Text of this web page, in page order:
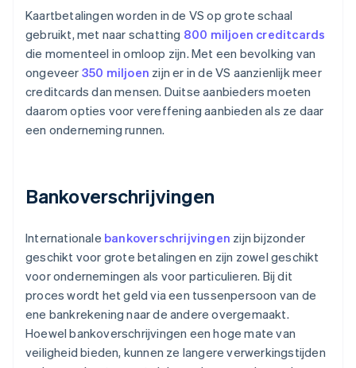
Kaartbetalingen worden in de VS op grote schaal
gebruikt, met naar schatting 800 miljoen creditcards
die momenteel in omloop zijn. Met een bevolking van
ongeveer 350 miljoen zijn er in de VS aanzienlijk meer
creditcards dan mensen. Duitse aanbieders moeten
daarom opties voor vereffening aanbieden als ze daar
een onderneming runnen.
Bankoverschrijvingen
Internationale bankoverschrijvingen zijn bijzonder
geschikt voor grote betalingen en zijn zowel geschikt
voor ondernemingen als voor particulieren. Bij dit
proces wordt het geld via een tussenpersoon van de
ene bankrekening naar de andere overgemaakt.
Hoewel bankoverschrijvingen een hoge mate van
veiligheid bieden, kunnen ze langere verwerkingstijden